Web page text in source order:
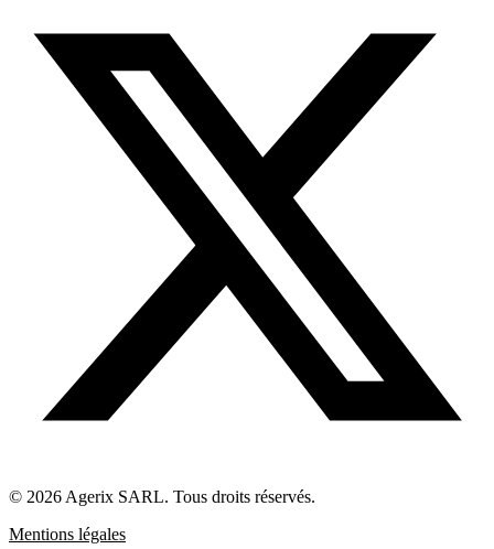
© 2026 Agerix SARL. Tous droits réservés.
Mentions légales